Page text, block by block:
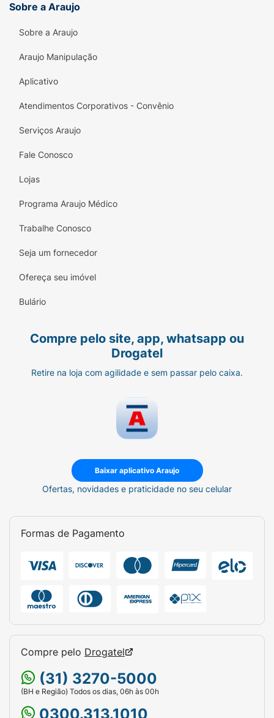
Sobre a Araujo
Sobre a Araujo
Araujo Manipulação
Aplicativo
Atendimentos Corporativos - Convênio
Serviços Araujo
Fale Conosco
Lojas
Programa Araujo Médico
Trabalhe Conosco
Seja um fornecedor
Ofereça seu imóvel
Bulário
Compre pelo site, app, whatsapp ou
Drogatel
Retire na loja com agilidade e sem passar pelo caixa.
Baixar aplicativo Araujo
Ofertas, novidades e praticidade no seu celular
Formas de Pagamento
Compre pelo Drogatel
(31) 3270-5000
(BH e Região) Todos os dias, 06h às 00h
0300.313.1010